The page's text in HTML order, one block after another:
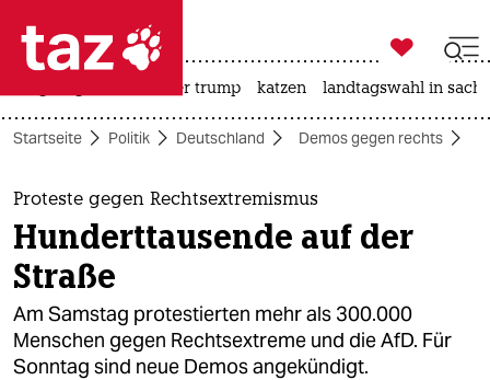
 taz zahl ich
taz zahl ich
themen
politik
öko
gesellschaft

taz zahl ich
usa unter trump katzen landtagswahl in
Startseite Politik Deutschland Demos gegen rechts
Proteste gegen Rechtsextremismus
Hunderttausende auf der
Straße
Am Samstag protestierten mehr als 300.000
Menschen gegen Rechtsextreme und die AfD. Für
Sonntag sind neue Demos angekündigt.